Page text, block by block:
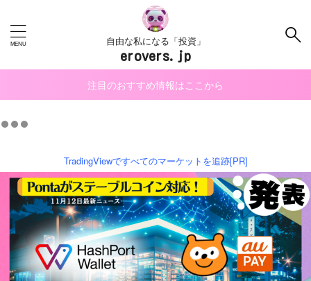
自由な私になる「投資」
erovers.jp
注目のおすすめ情報はここから
TradingViewですべてのマーケットを追跡[PR]